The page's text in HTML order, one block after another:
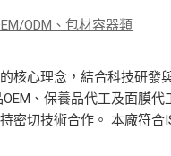
ODM、包材容器類
核心理念，結合科技研發
、保養品代工及面膜
密切技術合作。 本廠符合